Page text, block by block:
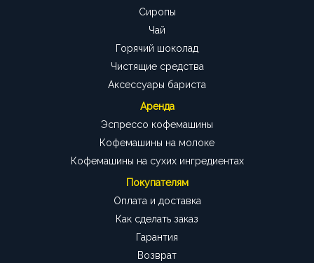
Сиропы
Чай
Горячий шоколад
Чистящие средства
Аксессуары бариста
Аренда
Эспрессо кофемашины
Кофемашины на молоке
Кофемашины на сухих ингредиентах
Покупателям
Оплата и доставка
Как сделать заказ
Гарантия
Возврат